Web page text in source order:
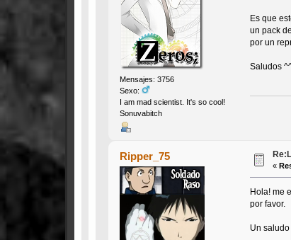
Mensajes: 3756
Sexo:
I am mad scientist. It's so cool!
Sonuvabitch
Es que
un pack
por un
Saludos
Ripper_75
«
Hola! me
por favor.
Un saludo